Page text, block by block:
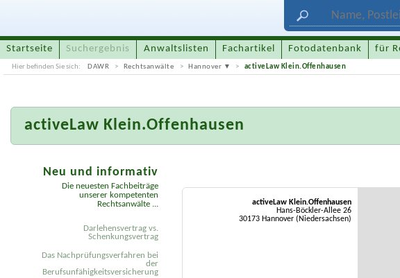
Startseite Suchergebnis Anwaltslisten Fachartikel Fotodatenbank für
Hier befinden Sie sich: DAWR Rechtsanwälte Hannover activeLaw Klein.Offenhausen
activeLaw Klein.Offenhausen
activeLaw Klein.Offenhausen
Hans-Böckler-Allee 26
30173 Hannover (Niedersachsen)
Neu und informativ
Die neuesten Fachbeiträge
unserer kompetenten
Rechtsanwälte ...
Darlehensvertrag vs.
Schenkungsvertrag
Das Nachprüfungsverfahren bei
der
Berufsunfähigkeitsversicherung